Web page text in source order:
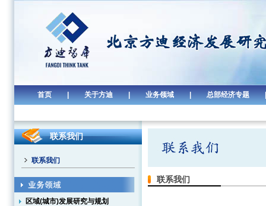
首页 | 关于方迪 | 业务领域 | 总部经济专题 |
联系我们
联系我们
区域(城市)发展研究与规划
联系我们